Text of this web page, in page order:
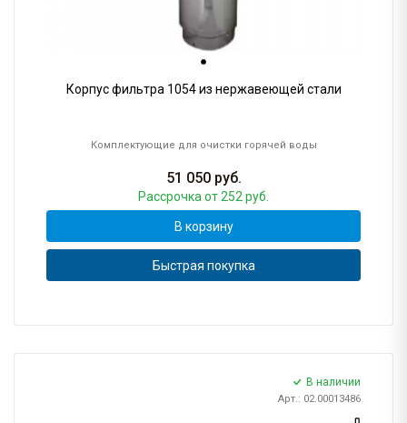
Корпус фильтра 1054 из нержавеющей стали
Комплектующие для очистки горячей воды
51 050руб.
Рассрочка от 252 руб.
В корзину
Быстрая покупка
В наличии
Арт.: 02.00013486